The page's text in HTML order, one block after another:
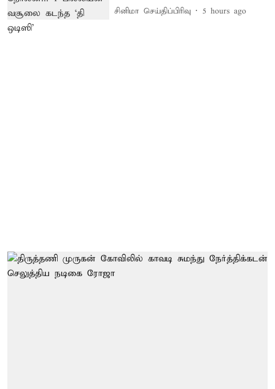
சினிமா செய்திப்பிரிவு 5 hours ago